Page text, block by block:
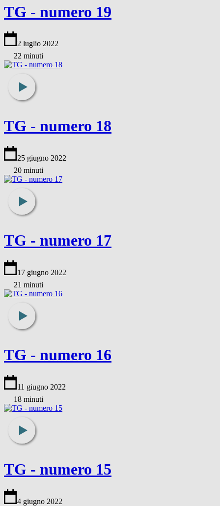
TG - numero 19
2 luglio 2022
22 minuti
TG - numero 18
25 giugno 2022
20 minuti
TG - numero 17
17 giugno 2022
21 minuti
TG - numero 16
11 giugno 2022
18 minuti
TG - numero 15
4 giugno 2022